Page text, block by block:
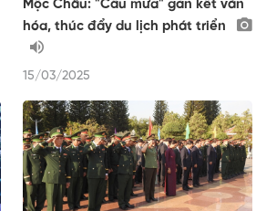
Mộc Châu: "Cầu mưa" gắn kết văn
hóa, thúc đẩy du lịch phát triển
15/03/2025